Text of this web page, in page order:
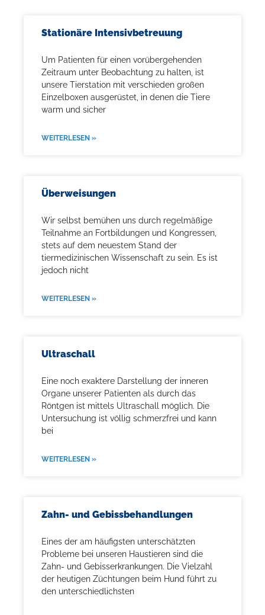
Stationäre Intensivbetreuung
Um Patienten für einen vorübergehenden
Zeitraum unter Beobachtung zu halten, ist
unsere Tierstation mit verschieden großen
Einzelboxen ausgerüstet, in denen die Tiere
warm und sicher
WEITERLESEN »
Überweisungen
Wir selbst bemühen uns durch regelmäßige
Teilnahme an Fortbildungen und Kongressen,
stets auf dem neuestem Stand der
tiermedizinischen Wissenschaft zu sein. Es ist
jedoch nicht
WEITERLESEN »
Ultraschall
Eine noch exaktere Darstellung der inneren
Organe unserer Patienten als durch das
Röntgen ist mittels Ultraschall möglich. Die
Untersuchung ist völlig schmerzfrei und kann
bei
WEITERLESEN »
Zahn- und Gebissbehandlungen
Eines der am häufigsten unterschätzten
Probleme bei unseren Haustieren sind die
Zahn- und Gebisserkrankungen. Die Vielzahl
der heutigen Züchtungen beim Hund führt zu
den unterschiedlichsten